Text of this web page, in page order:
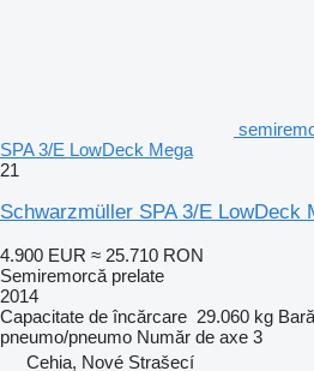
SPA 3/E LowDeck Mega
21
Schwarzmüller SPA 3/E LowDeck
4.900 EUR ≈ 25.710 RON
Semiremorcă prelate
2014
Capacitate de încărcare 29.060 kg
pneumo/pneumo Număr de axe 3
Cehia, Nové Strašecí